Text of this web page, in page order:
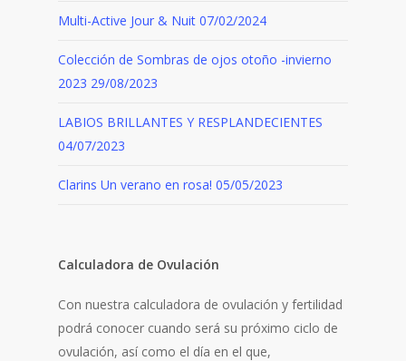
Multi-Active Jour & Nuit 07/02/2024
Colección de Sombras de ojos otoño -invierno
2023 29/08/2023
LABIOS BRILLANTES Y RESPLANDECIENTES
04/07/2023
Clarins Un verano en rosa! 05/05/2023
Calculadora de Ovulación
Con nuestra calculadora de ovulación y fertilidad
podrá conocer cuando será su próximo ciclo de
ovulación, así como el día en el que,